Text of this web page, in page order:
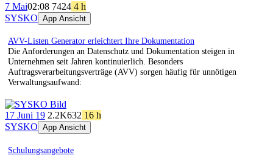
7 Mai02:08 7424 4 h
SYSKO App Ansicht
AVV-Listen Generator erleichtert Ihre Dokumentation
Die Anforderungen an Datenschutz und Dokumentation steigen in
Unternehmen seit Jahren kontinuierlich. Besonders
Auftragsverarbeitungsverträge (AVV) sorgen häufig für unnötigen
Verwaltungsaufwand:
17 Juni 19 2.2K632 16 h
SYSKO App Ansicht
Schulungsangebote